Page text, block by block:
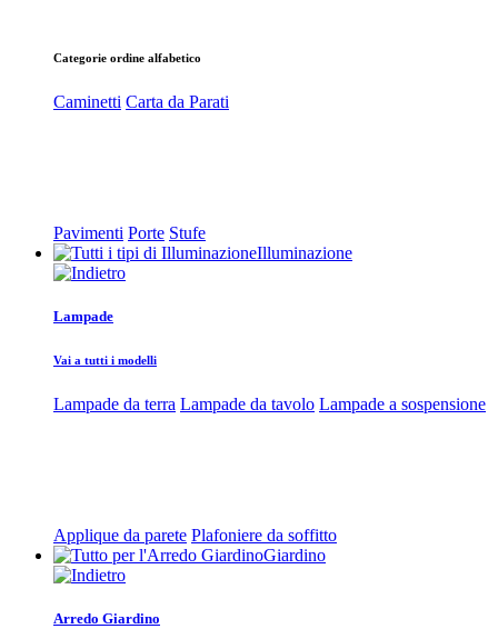
Categorie ordine alfabetico
Caminetti Carta da Parati
Pavimenti Porte Stufe
Illuminazione
Lampade
Vai a tutti i modelli
Lampade da terra Lampade da tavolo Lampade a sospensione
Applique da parete Plafoniere da soffitto
Giardino
Arredo Giardino